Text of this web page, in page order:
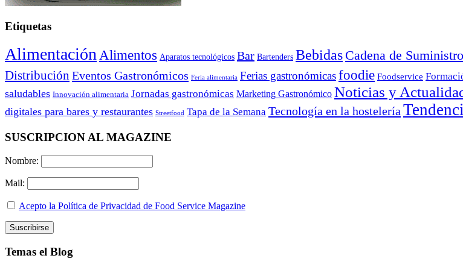
Etiquetas
Alimentación Alimentos Aparatos tecnológicos Bar Bartenders Bebidas Cadena de Suministro
Distribución Eventos Gastronómicos Feria alimentaria Ferias gastronómicasfoodie Foodservice
saludables Innovación alimentaria Jornadas gastronómicas Marketing Gastronómico Noticias y
digitales para bares y restaurantes Streetfood Tapa de la Semana Tecnología en la hostelería
SUSCRIPCION AL MAGAZINE
Nombre:
Mail:
Acepto la Política de Privacidad de Food Service Magazine
Temas el Blog